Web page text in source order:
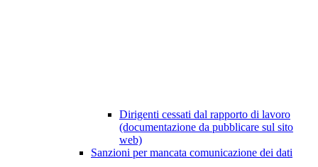
Dirigenti cessati dal rapporto di lavoro
(documentazione da pubblicare sul sito
web)
Sanzioni per mancata comunicazione dei dati